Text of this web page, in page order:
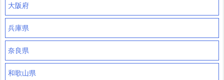
大阪府
兵庫県
奈良県
和歌山県